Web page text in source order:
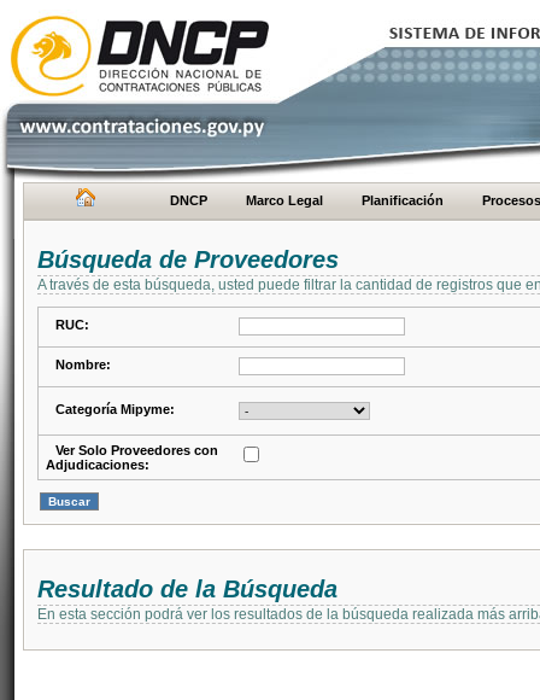
DNCP Marco Legal Planificación Procesos
Búsqueda de Proveedores
A través de esta búsqueda, usted puede filtrar la cantidad de registros que
RUC:
Nombre:
Categoría Mipyme:
Ver Solo Proveedores con
Adjudicaciones:
Resultado de la Búsqueda
En esta sección podrá ver los resultados de la búsqueda realizada más